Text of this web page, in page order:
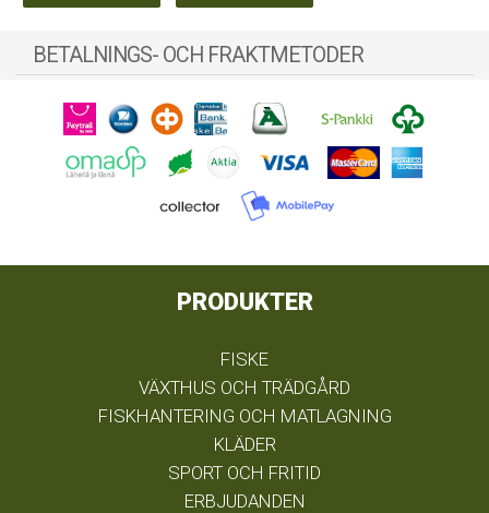
BETALNINGS- OCH FRAKTMETODER
PRODUKTER
FISKE
VÄXTHUS OCH TRÄDGÅRD
FISKHANTERING OCH MATLAGNING
KLÄDER
SPORT OCH FRITID
ERBJUDANDEN